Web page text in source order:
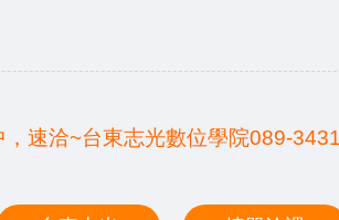
速洽~台東志光數位學院089-